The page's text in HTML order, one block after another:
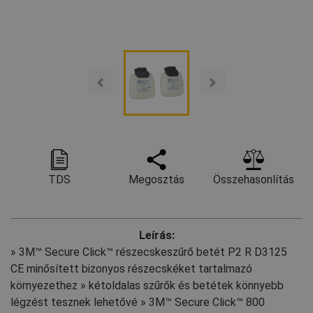
TDS Megosztás Összehasonlítás
Leírás:
» 3M™ Secure Click™ részecskeszűrő betét P2 R D3125
CE minősített bizonyos részecskéket tartalmazó
környezethez » kétoldalas szűrők és betétek könnyebb
légzést tesznek lehetővé » 3M™ Secure Click™ 800